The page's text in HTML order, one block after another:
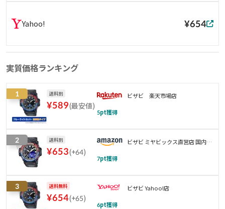
Yahoo! ¥654
実質価格ランキング
1 送料別
¥589(最安値)
ビザビ 楽天市場店
5pt獲得
2 送料別
¥653(+64)
ビザビ ミヤビックス直営店 国内製
7pt獲得
3 送料無料
¥654(+65)
ビザビ Yahoo!店
6pt獲得